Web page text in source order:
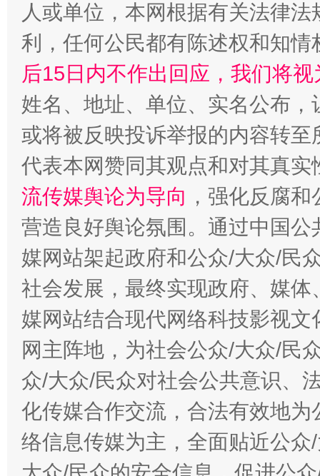
这是一记警钟！ 谢
在谋一域中谋全局
今
人或单位，本网根据有关法律
利，任何公民都有陈述权和知情
后15日内不作出回应，我们将
姓名、地址、单位、实名公布
或将被反映投诉举报的内容转
代表本网赞同其观点和对其真实
流传媒舆论为导向 ，强化反腐
营造良好舆论氛围。通过中国
媒网站架起政府和公众/大众/民
社会发展，最终实现政府、媒
媒网站结合现代网络科技影视
网主阵地，为社会公众/大众/民
众/大众/民众对社会公共意识、
化传媒合作交流，合法有效地
络信息传媒为主，全面贴近公